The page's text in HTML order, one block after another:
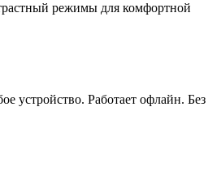
режимы для комфортной
устройство. Работает офлайн. Без